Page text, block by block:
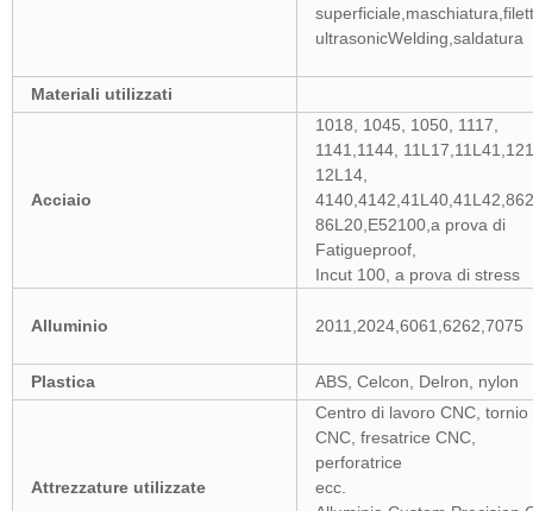
ultrasonicWelding,saldatura
Materiali utilizzati
Acciaio
1018, 1045, 1050, 1117,
1141,1144,
12L14,
86L20,E52100,a prova di
Fatigueproof,
Incut 100, a prova di stress
Alluminio 2011,2024,6061,6262,7075
Plastica ABS, Celcon, Delron, nylon
Attrezzature utilizzate
Centro di lavoro CNC, tornio
CNC, fresatrice CNC,
perforatrice
ecc.